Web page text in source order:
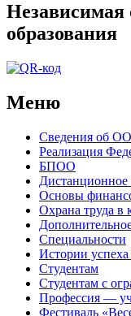
Независимая
образования
Меню
Сведения об ОО
Реализация
БПОО
Дистанционное
Основы
Охрана труда в
Специальности
Истории
Студентам
Студентам с
Профессия —
Фестиваль